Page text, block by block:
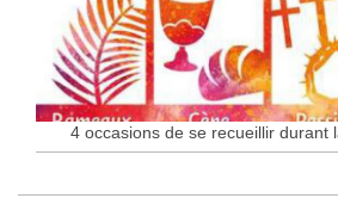
4 occasions de se recueillir durant